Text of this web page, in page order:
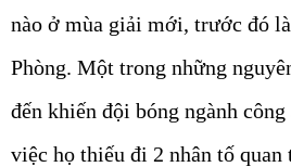
nào ở mùa giải mới, trước đó
Phòng. Một trong những
đến khiến đội bóng ngành
việc họ thiếu đi 2 nhân tố quan